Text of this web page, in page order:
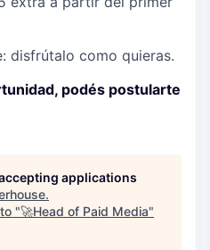
disfrútalo como quieras.
podés postularte
applications
.
"🚀Head of Paid Media"